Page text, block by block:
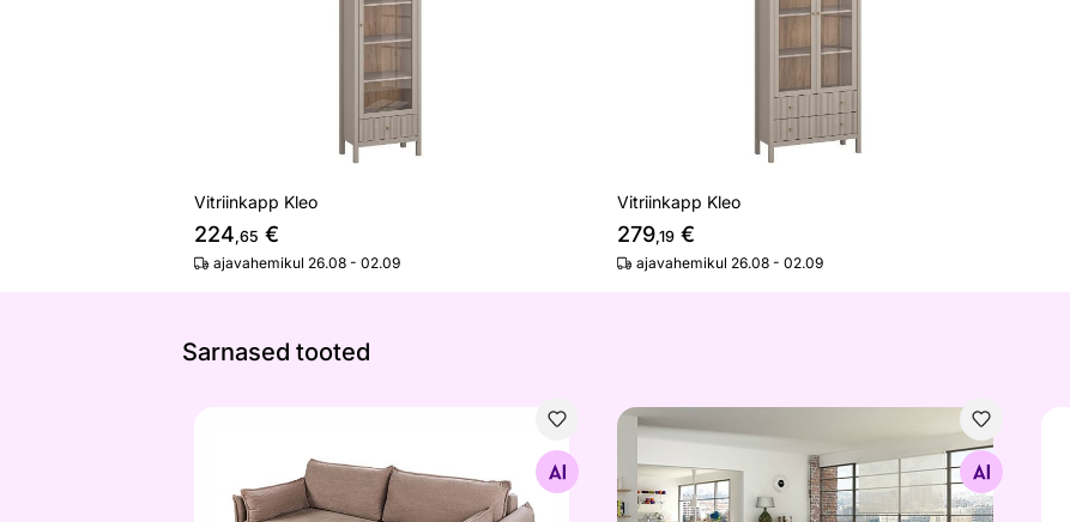
Vitriinkapp Kleo
224,65 €
ajavahemikul 26.08 - 02.09
Vitriinkapp Kleo
279,19 €
ajavahemikul 26.08 - 02.09
Sarnased tooted
Otsi sarnaseid
Pesukastiga nurgadiivanvoodi
Otsi sarnaseid